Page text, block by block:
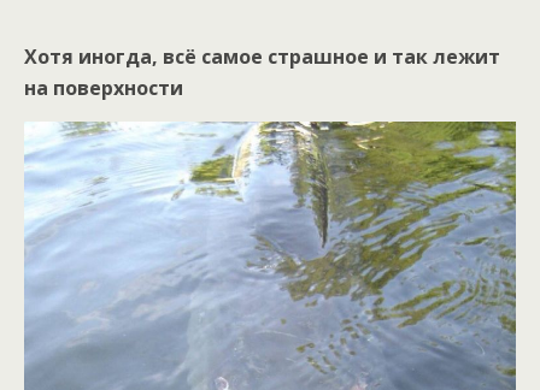
Хотя иногда, всё самое страшное и так лежит
на поверхности